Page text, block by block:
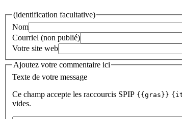
(identification facultative)
Nom
Courriel (non publié)
Votre site web
Ajoutez votre commentaire ici
Texte de votre message
Ce champ accepte les raccourcis SPIP {{gras}}
vides.